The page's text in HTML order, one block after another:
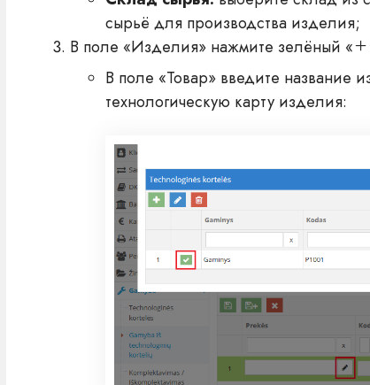
сырьё для производства изделия;
В поле «Изделия» нажмите зелёный «
В поле «Товар» введите название
технологическую карту изделия: